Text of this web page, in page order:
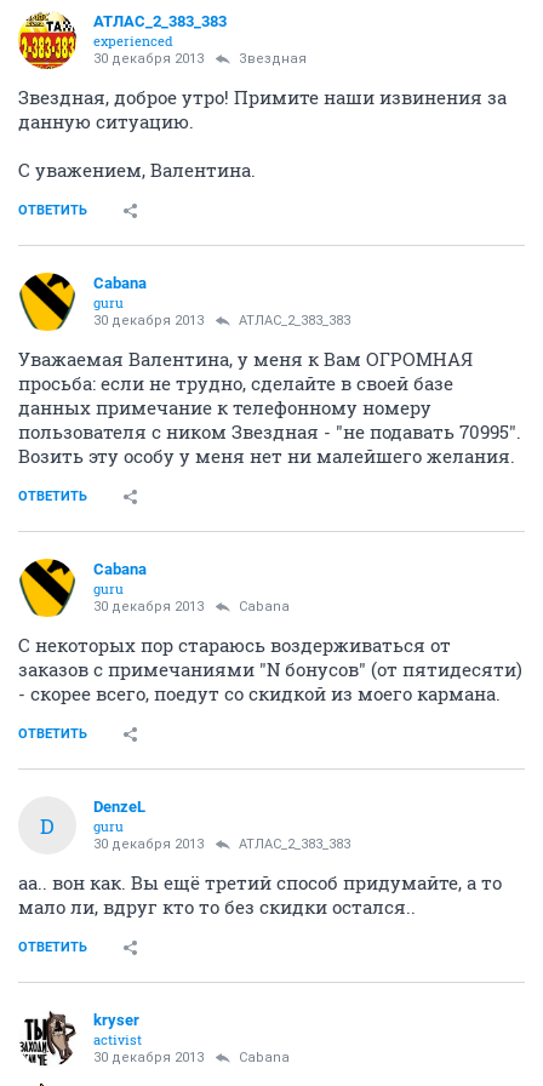
АТЛАС_2_383_383
experienced
30 декабря 2013 Звездная
Звездная, доброе утро! Примите наши извинения за
данную ситуацию.
С уважением, Валентина.
ОТВЕТИТЬ
Cabana
guru
30 декабря 2013 АТЛАС_2_383_383
Уважаемая Валентина, у меня к Вам ОГРОМНАЯ
просьба: если не трудно, сделайте в своей базе
данных примечание к телефонному номеру
пользователя с ником Звездная - "не подавать 70995".
Возить эту особу у меня нет ни малейшего желания.
ОТВЕТИТЬ
Cabana
guru
30 декабря 2013 Cabana
С некоторых пор стараюсь воздерживаться от
заказов с примечаниями "N бонусов" (от пятидесяти)
- скорее всего, поедут со скидкой из моего кармана.
ОТВЕТИТЬ
D
DenzeL
guru
30 декабря 2013 АТЛАС_2_383_383
аа.. вон как. Вы ещё третий способ придумайте, а то
мало ли, вдруг кто то без скидки остался..
ОТВЕТИТЬ
kryser
activist
30 декабря 2013 Cabana